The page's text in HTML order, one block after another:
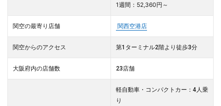
1週間：52,360円～
関空の最寄り店舗 関西空港店
関空からのアクセス 第1ターミナル2階より徒歩3分
大阪府内の店舗数 23店舗
軽自動車・コンパクトカー：4人乗
り